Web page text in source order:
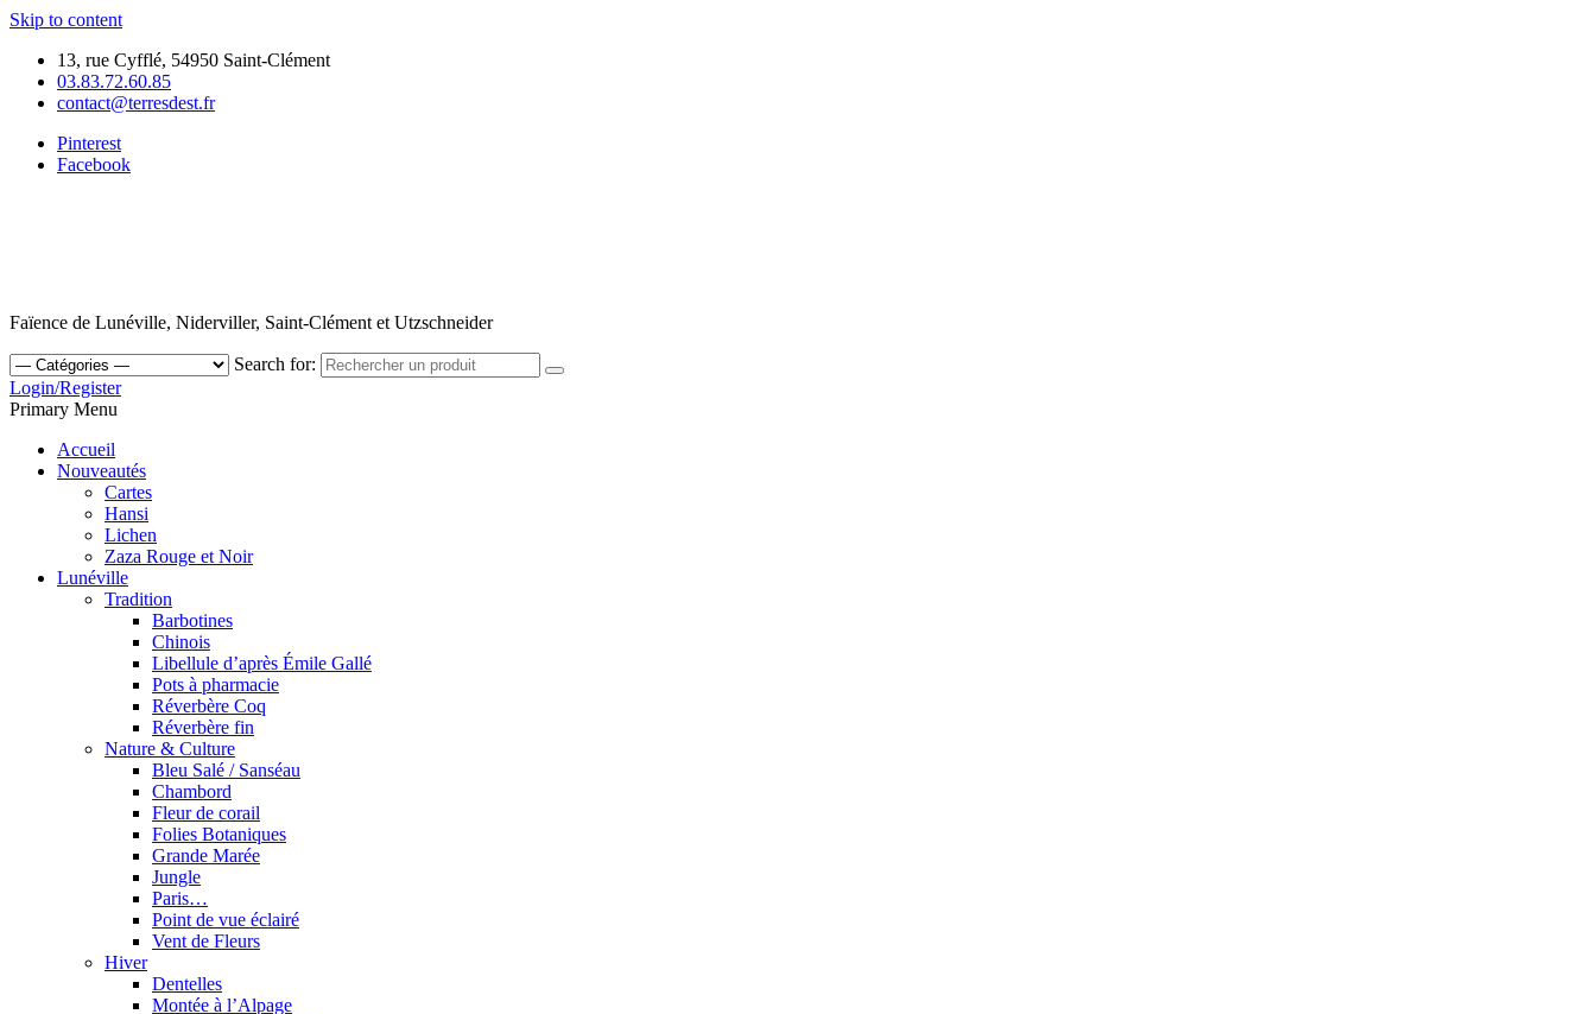
Skip to content
13, rue Cyfflé, 54950 Saint-Clément
03.83.72.60.85
contact@terresdest.fr
Pinterest
Facebook
Faïence de Lunéville, Niderviller, Saint-Clément et Utzschneider
Search for:
Login/Register
Primary Menu
Accueil
Nouveautés
Cartes
Hansi
Lichen
Zaza Rouge et Noir
Lunéville
Tradition
Barbotines
Chinois
Libellule d’après Émile Gallé
Pots à pharmacie
Réverbère Coq
Réverbère fin
Nature & Culture
Bleu Salé / Sanséau
Chambord
Fleur de corail
Folies Botaniques
Grande Marée
Jungle
Paris…
Point de vue éclairé
Vent de Fleurs
Hiver
Dentelles
Montée à l’Alpage